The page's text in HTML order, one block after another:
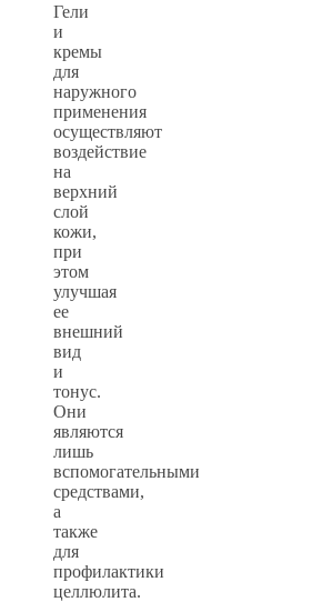
Гели
и
кремы
для
наружного
применения
осуществляют
воздействие
на
верхний
слой
кожи,
при
этом
улучшая
ее
внешний
вид
и
тонус.
Они
являются
лишь
вспомогательными
средствами,
а
также
для
профилактики
целлюлита.